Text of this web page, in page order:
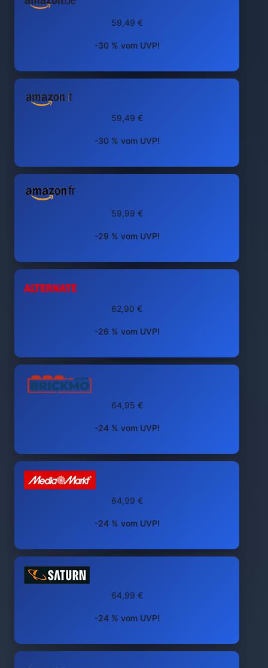
59,49 €
-30 % vom UVP!
59,49 €
-30 % vom UVP!
59,99 €
-29 % vom UVP!
62,90 €
-26 % vom UVP!
64,95 €
-24 % vom UVP!
64,99 €
-24 % vom UVP!
64,99 €
-24 % vom UVP!